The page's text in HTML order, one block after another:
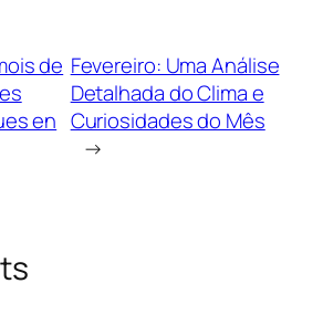
de
en
Fevereiro: Uma Análise
Detalhada do Clima e
Curiosidades do Mês
→